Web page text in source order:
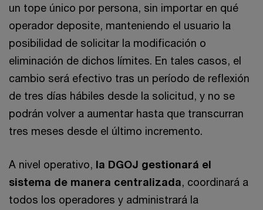
un tope único por persona, sin importar en qué
operador deposite, manteniendo el usuario la
posibilidad de solicitar la modificación o
eliminación de dichos límites. En tales casos, el
cambio será efectivo tras un período de reflexión
de tres días hábiles desde la solicitud, y no se
podrán volver a aumentar hasta que transcurran
tres meses desde el último incremento.
A nivel operativo, la DGOJ gestionará el
sistema de manera centralizada, coordinará a
todos los operadores y administrará la